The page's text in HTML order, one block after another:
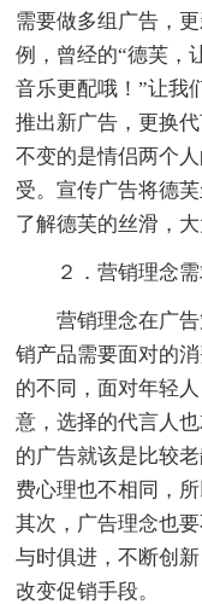
需要做多组广告，
例，曾经的“德芙，
音乐更配哦！”让我
推出新广告，更换
不变的是情侣两个
受。宣传广告将德
了解德芙的丝滑，
２．营销理念需
营销理念在广告
销产品需要面对的
的不同，面对年轻
意，选择的代言人
的广告就该是比较
费心理也不相同，
其次，广告理念也
与时俱进，不断创
改变促销手段。